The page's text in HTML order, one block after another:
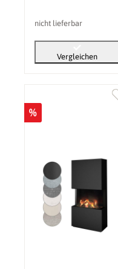
nicht lieferbar
Vergleichen
%